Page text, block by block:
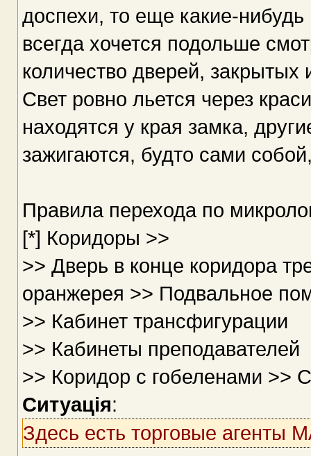
доспехи, то еще какие-
всегда хочется подольше
количество дверей,
Свет ровно льется через
находятся у края замка,
зажигаются, будто сами
Правила перехода по
[*] Коридоры >>
>> Дверь в конце коридора
оранжерея >> Подвальное
>> Кабинет трансфигурации
>> Кабинеты преподавателей
>> Коридор с гобеленами >>
Ситуація:
Здесь есть торговые агенты